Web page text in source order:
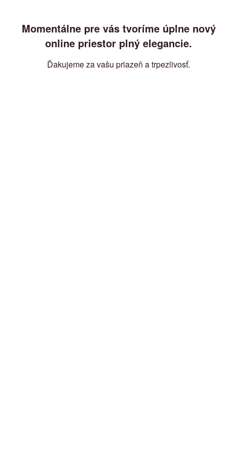
Momentálne pre vás tvoríme úplne nový
online priestor plný elegancie.
Ďakujeme za vašu priazeň a trpezlivosť.